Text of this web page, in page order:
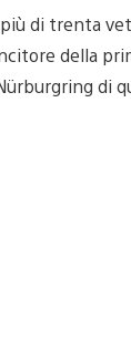
di trenta
della
di